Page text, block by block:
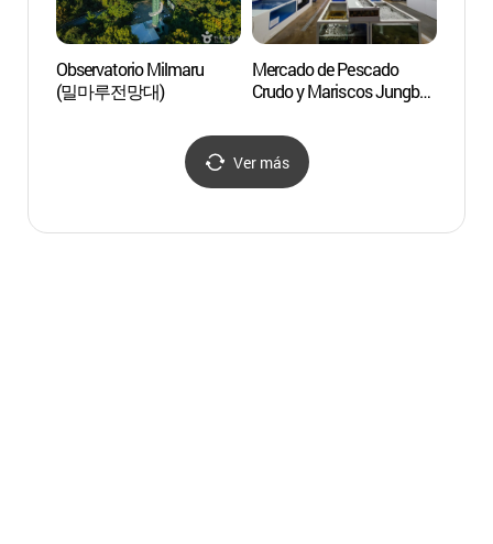
Observatorio Milmaru
(밀마루전망대)
Mercado de Pescado
Crudo y Mariscos Jungbu
Ver más